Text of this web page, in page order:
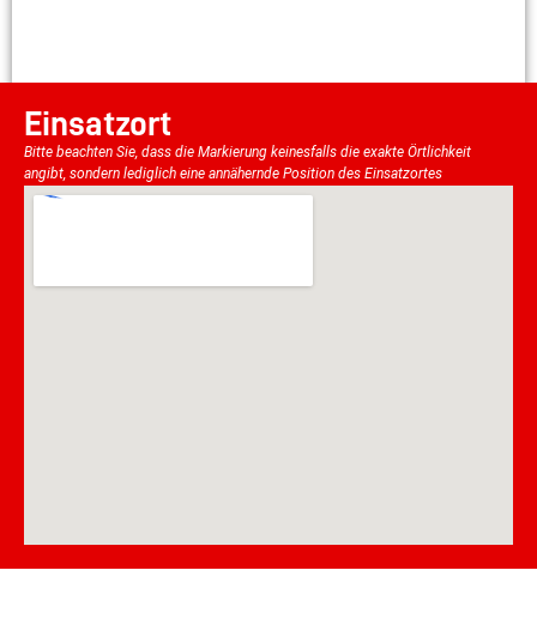
Einsatzort
Bitte beachten Sie, dass die Markierung keinesfalls die exakte Örtlichkeit
angibt, sondern lediglich eine annähernde Position des Einsatzortes